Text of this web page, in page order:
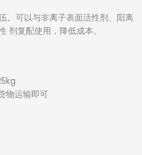
。可以与非离子表面活性剂、阳离
剂复配使用，降低成本。
物运输即可